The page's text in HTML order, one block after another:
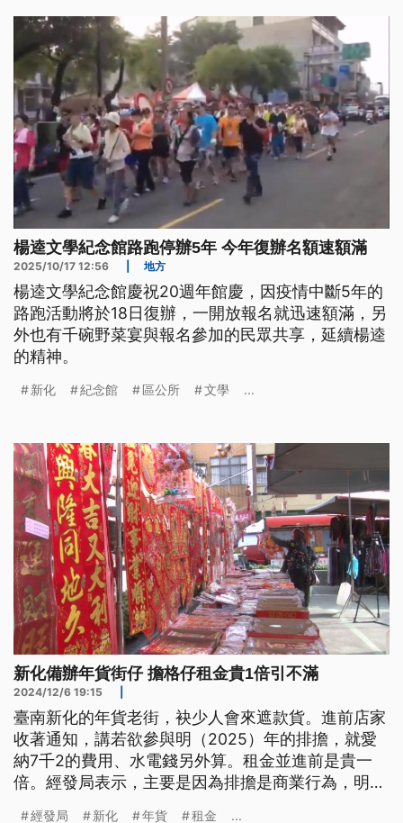
楊逵文學紀念館路跑停辦5年 今年復辦名額速額滿
2025/10/17 12:56 地方
楊逵文學紀念館慶祝20週年館慶，因疫情中斷5年的
路跑活動將於18日復辦，一開放報名就迅速額滿，另
外也有千碗野菜宴與報名參加的民眾共享，延續楊逵
的精神。
新化 紀念館 區公所 文學 ...
新化備辦年貨街仔 擔格仔租金貴1倍引不滿
2024/12/6 19:15
臺南新化的年貨老街，袂少人會來遮款貨。進前店家
收著通知，講若欲參與明（2025）年的排擔，就愛
納7千2的費用、水電錢另外算。租金並進前是貴一
倍。經發局表示，主要是因為排擔是商業行為，明年
經發局 新化 年貨 租金 ...